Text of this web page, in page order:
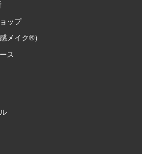
ップ
メイク®）
ス